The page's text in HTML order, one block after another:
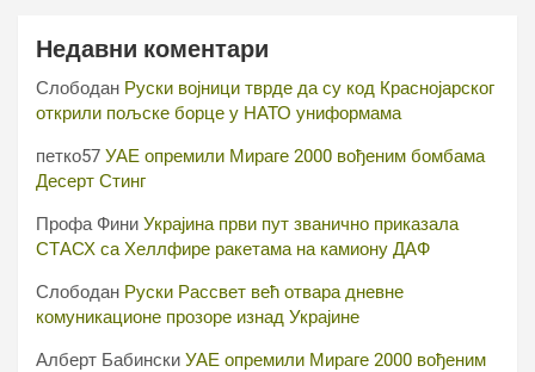
Недавни коментари
Слободан Руски војници тврде да су код Краснојарског
открили пољске борце у НАТО униформама
петко57 УАЕ опремили Мираге 2000 вођеним бомбама
Десерт Стинг
Профа Фини Украјина први пут званично приказала
СТАСХ са Хеллфире ракетама на камиону ДАФ
Слободан Руски Рассвет већ отвара дневне
комуникационе прозоре изнад Украјине
Алберт Бабински УАЕ опремили Мираге 2000 вођеним